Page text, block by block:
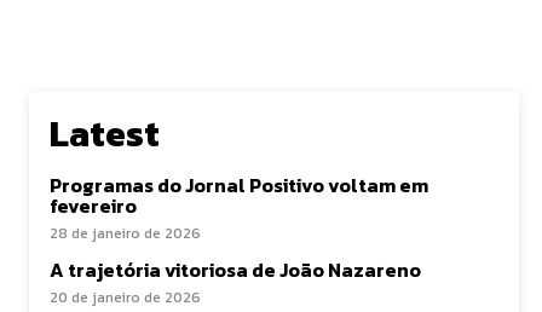
Latest
Programas do Jornal Positivo voltam em
fevereiro
28 de janeiro de 2026
A trajetória vitoriosa de João Nazareno
20 de janeiro de 2026